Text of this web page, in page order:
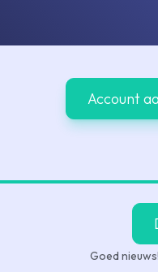
Account
Goed